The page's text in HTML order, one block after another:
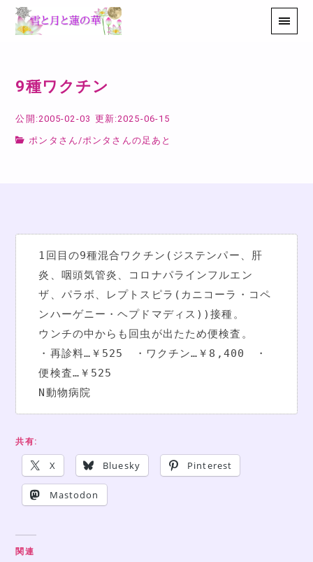
9種ワクチン
公開:2005-02-03 更新:2025-06-15
ポンタさん /ポンタさんの足あと
1回目の9種混合ワクチン(ジステンパー、肝
炎、咽頭気管炎、コロナパラインフルエン
ザ、パラボ、レプトスピラ(カニコーラ・コペ
ンハーゲニー・ヘプドマディス))接種。
ウンチの中からも回虫が出たため便検査。
・再診料…￥525　・ワクチン…￥8,400　・
便検査…￥525
N動物病院
共有:
X Bluesky Pinterest
Mastodon
関連